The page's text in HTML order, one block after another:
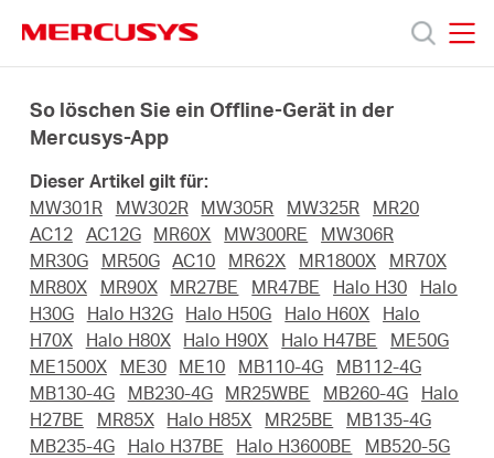
navigation
Produkte
Über
Deutschland
So löschen Sie ein Offline-Gerät in der
Mercusys-App
Dieser Artikel gilt für:
MW301R
MW302R MW305R MW325R
MR20
AC12
AC12G MR60X MW300RE
MW306R
MR30G
MR50G AC10 MR62X MR1800X
MR70X
MR80X
MR90X MR27BE MR47BE Halo H30
Halo
H30G
Halo H32G Halo H50G Halo H60X
Halo
H70X
Halo H80X Halo H90X Halo H47BE
ME50G
ME1500X
ME30 ME10 MB110-4G
MB112-4G
MB130-4G
MB230-4G MR25WBE MB260-4G
Halo
H27BE
MR85X Halo H85X MR25BE
MB135-4G
MB235-4G
Halo H37BE Halo H3600BE
MB520-5G